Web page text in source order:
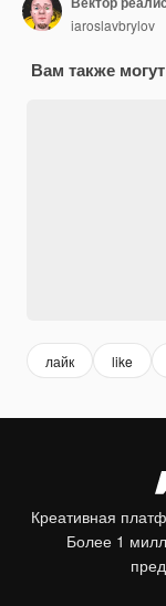
iaroslavbrylov
Вам также
лайк like
Креативная
Более 1